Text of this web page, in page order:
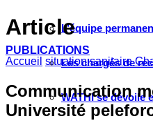
PUBLICATIONS
L’équipe
Les chargés de
WATHI se dévoile
Article
Accueil situation sanitaire
Communication
Université